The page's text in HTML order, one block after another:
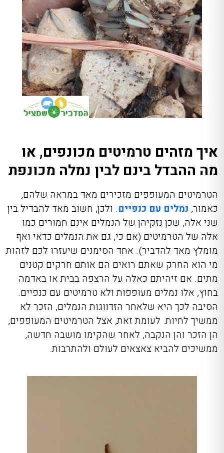
איך מזהים טרמיטים מכונפים, או
מה ההבדל בינם לבין נמלה מכונפת
הטרמיטים המעופפים מזכירים מאד במראה שלהם,
כאמור, נמלים עם כנפיים. ולכן, חשוב מאד להבדיל בין
שני אלה, שכן נזקיהן של הנמלים אינם חמורים כמו
אלה של הטרמיטים (אם כי, גם את הנמלים כדאי ואף
מומלץ מאד להדביר). אחד הסימנים שיעזרו לכם לזהות
מי הוא החרק שאתם רואים הם אותם חרקים קטנים
מתים. אם זיהיתם כאלה על הרצפה בבית או באדמה
בחוץ, אלו נמלים מעופפות ולא טרמיטים עם כנפיים.
הסיבה לכך היא שלאחר הזדווגות הנמלים, הזכר לא
ממשיך לחיות. לעומת זאת, אצל הטרמיטים המעופפים,
הן הזכר והן הנקבה, לאחר שהקימו מושבה חדשה,
ממשיכים להביא צאצאים לעולם ולהתרבות.